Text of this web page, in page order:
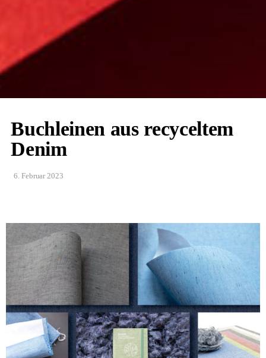
Buchleinen aus recyceltem
Denim
6. Februar 2023